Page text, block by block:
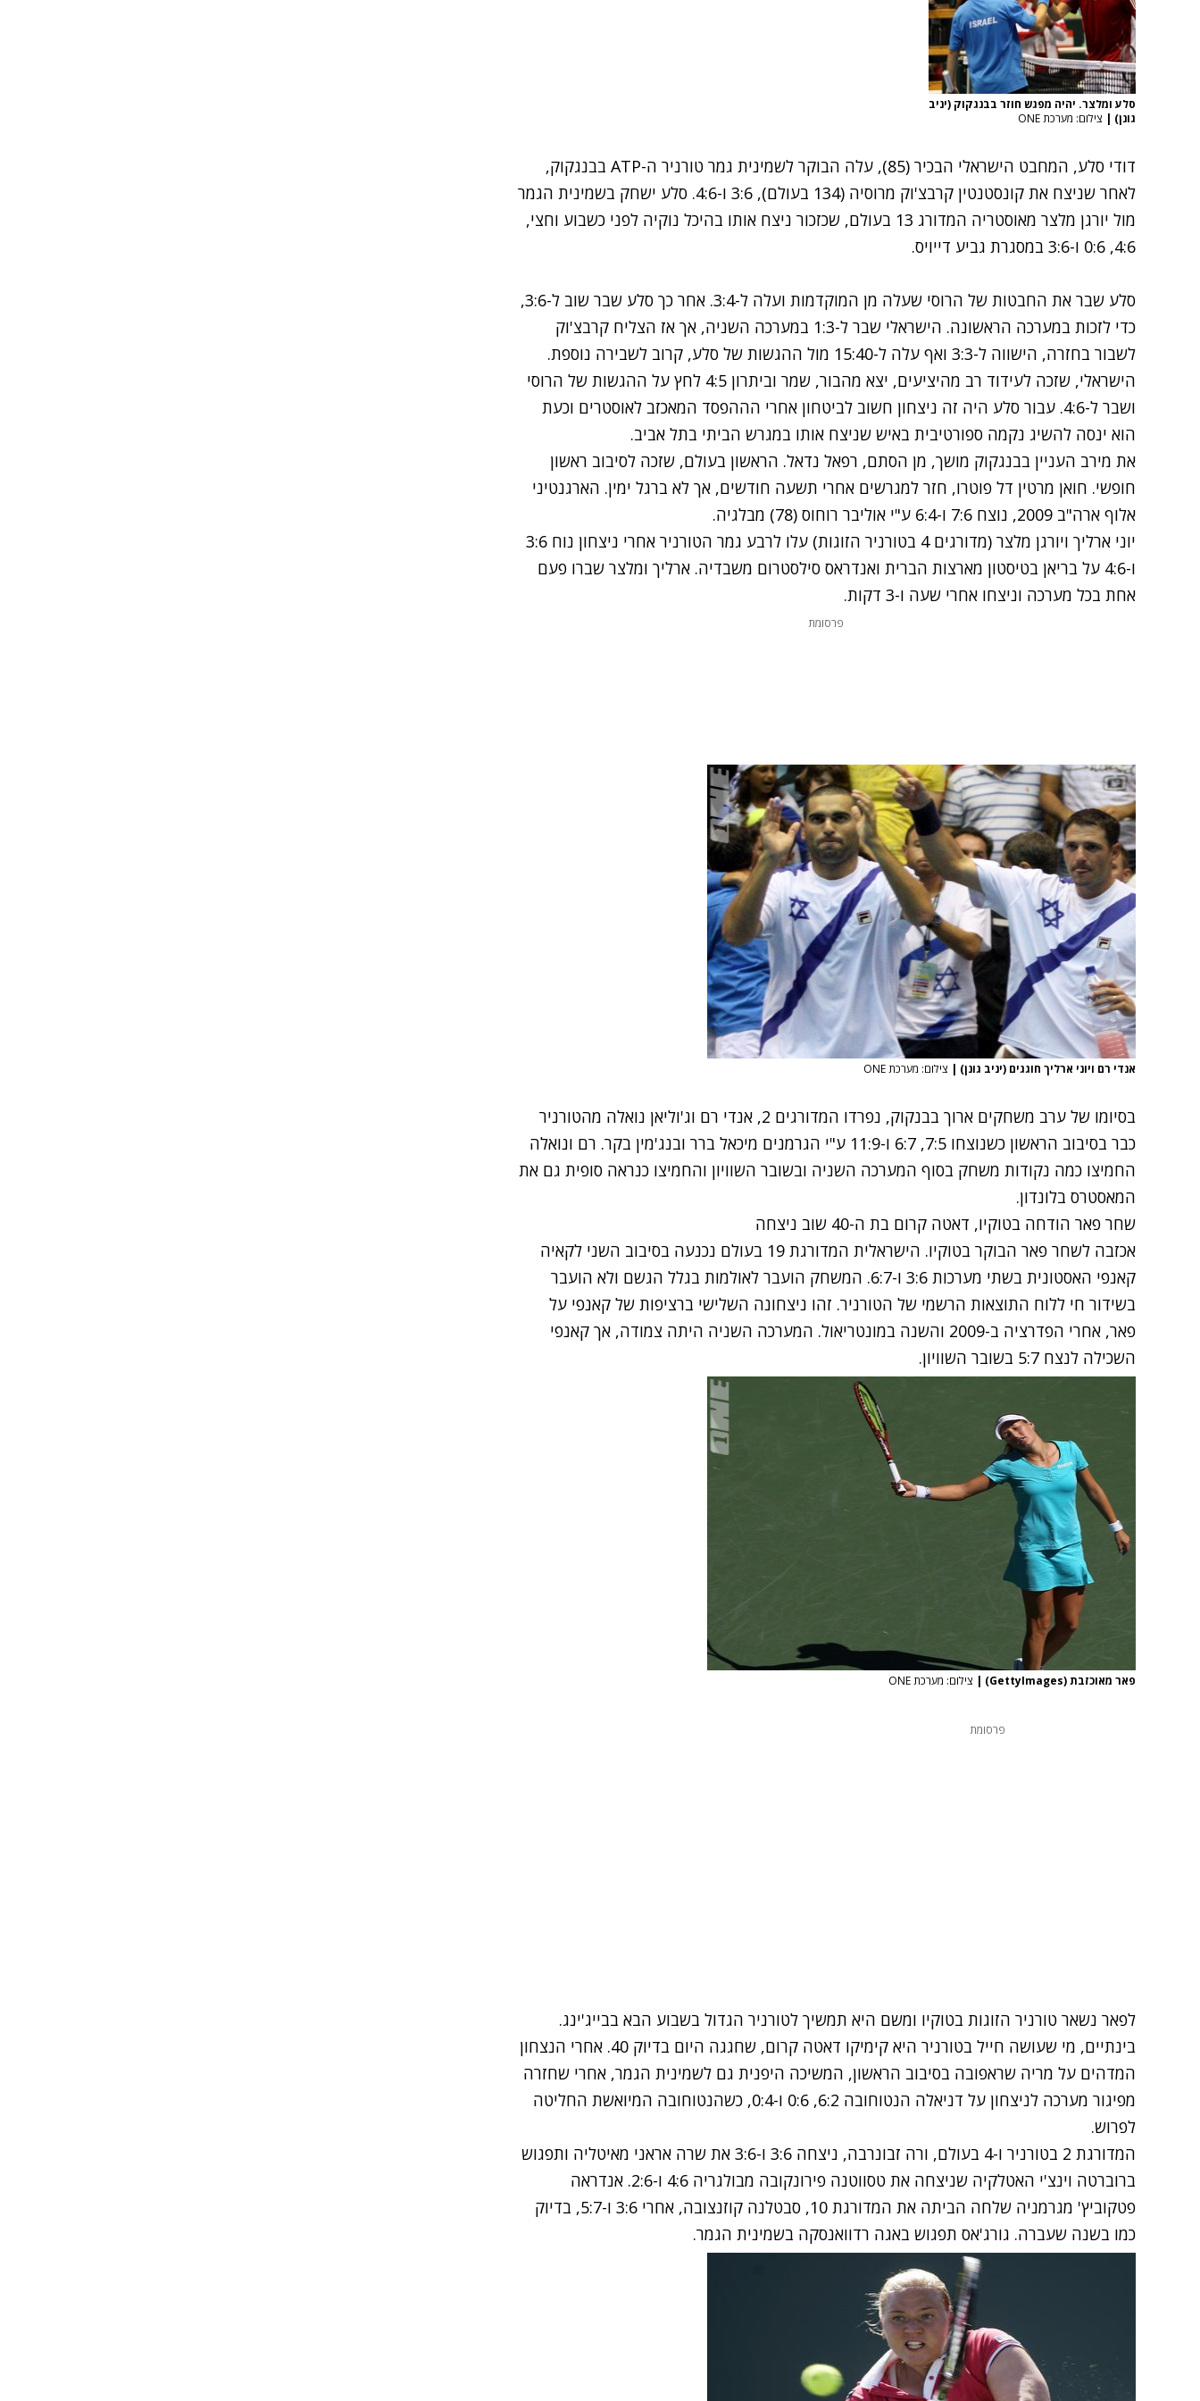
סלע ומלצר. יהיה מפגש חוזר בבנגקוק (יניב
גונן) | צילום: מערכת ONE
דודי סלע, המחבט הישראלי הבכיר (85), עלה הבוקר לשמינית גמר טורניר ה-ATP בבנגקוק,
לאחר שניצח את קונסטנטין קרבצ'וק מרוסיה (134 בעולם), 3:6 ו-4:6. סלע ישחק בשמינית הגמר
מול יורגן מלצר מאוסטריה המדורג 13 בעולם, שכזכור ניצח אותו בהיכל נוקיה לפני כשבוע וחצי,
4:6, 0:6 ו-3:6 במסגרת גביע דייויס.
סלע שבר את החבטות של הרוסי שעלה מן המוקדמות ועלה ל-3:4. אחר כך סלע שבר שוב ל-3:6,
כדי לזכות במערכה הראשונה. הישראלי שבר ל-1:3 במערכה השניה, אך אז הצליח קרבצ'וק
לשבור בחזרה, הישווה ל-3:3 ואף עלה ל-15:40 מול ההגשות של סלע, קרוב לשבירה נוספת.
הישראלי, שזכה לעידוד רב מהיציעים, יצא מהבור, שמר וביתרון 4:5 לחץ על ההגשות של הרוסי
ושבר ל-4:6. עבור סלע היה זה ניצחון חשוב לביטחון אחרי הההפסד המאכזב לאוסטרים וכעת
הוא ינסה להשיג נקמה ספורטיבית באיש שניצח אותו במגרש הביתי בתל אביב.
את מירב העניין בבנגקוק מושך, מן הסתם, רפאל נדאל. הראשון בעולם, שזכה לסיבוב ראשון
חופשי. חואן מרטין דל פוטרו, חזר למגרשים אחרי תשעה חודשים, אך לא ברגל ימין. הארגנטיני
אלוף ארה"ב 2009, נוצח 7:6 ו-6:4 ע"י אוליבר רוחוס (78) מבלגיה.
יוני ארליך ויורגן מלצר (מדורגים 4 בטורניר הזוגות) עלו לרבע גמר הטורניר אחרי ניצחון נוח 3:6
ו-4:6 על בריאן בטיסטון מארצות הברית ואנדראס סילסטרום משבדיה. ארליך ומלצר שברו פעם
אחת בכל מערכה וניצחו אחרי שעה ו-3 דקות.
פרסומת
אנדי רם ויוני ארליך חוגגים (יניב גונן) | צילום: מערכת ONE
בסיומו של ערב משחקים ארוך בבנקוק, נפרדו המדורגים 2, אנדי רם וג'וליאן נואלה מהטורניר
כבר בסיבוב הראשון כשנוצחו 7:5, 6:7 ו-11:9 ע"י הגרמנים מיכאל ברר ובנג'מין בקר. רם ונואלה
החמיצו כמה נקודות משחק בסוף המערכה השניה ובשובר השוויון והחמיצו כנראה סופית גם את
המאסטרס בלונדון.
שחר פאר הודחה בטוקיו, דאטה קרום בת ה-40 שוב ניצחה
אכזבה לשחר פאר הבוקר בטוקיו. הישראלית המדורגת 19 בעולם נכנעה בסיבוב השני לקאיה
קאנפי האסטונית בשתי מערכות 3:6 ו-6:7. המשחק הועבר לאולמות בגלל הגשם ולא הועבר
בשידור חי ללוח התוצאות הרשמי של הטורניר. זהו ניצחונה השלישי ברציפות של קאנפי על
פאר, אחרי הפדרציה ב-2009 והשנה במונטריאול. המערכה השניה היתה צמודה, אך קאנפי
השכילה לנצח 5:7 בשובר השוויון.
פאר מאוכזבת (GettyImages) | צילום: מערכת ONE
פרסומת
לפאר נשאר טורניר הזוגות בטוקיו ומשם היא תמשיך לטורניר הגדול בשבוע הבא בבייג'ינג.
בינתיים, מי שעושה חייל בטורניר היא קימיקו דאטה קרום, שחגגה היום בדיוק 40. אחרי הנצחון
המדהים על מריה שראפובה בסיבוב הראשון, המשיכה היפנית גם לשמינית הגמר, אחרי שחזרה
מפיגור מערכה לניצחון על דניאלה הנטוחובה 6:2, 0:6 ו-0:4, כשהנטוחובה המיואשת החליטה
לפרוש.
המדורגת 2 בטורניר ו-4 בעולם, ורה זבונרבה, ניצחה 3:6 ו-3:6 את שרה אראני מאיטליה ותפגוש
ברוברטה וינצ'י האטלקיה שניצחה את טסווטנה פירונקובה מבולגריה 4:6 ו-2:6. אנדראה
פטקוביץ' מגרמניה שלחה הביתה את המדורגת 10, סבטלנה קוזנצובה, אחרי 3:6 ו-5:7, בדיוק
כמו בשנה שעברה. גורג'אס תפגוש באגה רדוואנסקה בשמינית הגמר.